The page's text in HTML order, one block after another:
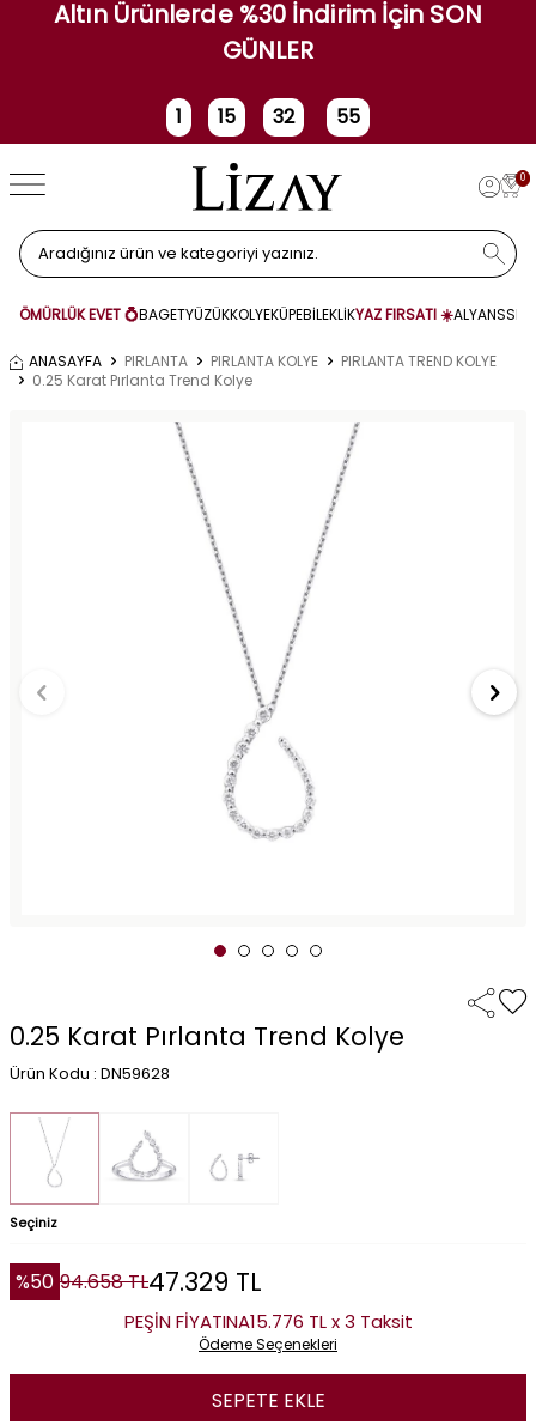
Altın Ürünlerde %30 İndirim İçin SON
GÜNLER
1
Gün
15
Saat
32 55
0
ÖMÜRLÜK EVET 💍BAGETYÜZÜKKOLYEKÜPEBİLEKLİKYAZ FIRSATI ☀️ALYANS
ANASAYFA PIRLANTA PIRLANTA KOLYE
PIRLANTA TREND KOLYE
0.25 Karat Pırlanta Trend Kolye
0.25 Karat Pırlanta Trend Kolye
Ürün Kodu : DN59628
Seçiniz
%50 94.658TL47.329 TL
PEŞİN FİYATINA15.776 TL x 3 Taksit
Ödeme Seçenekleri
SEPETE EKLE